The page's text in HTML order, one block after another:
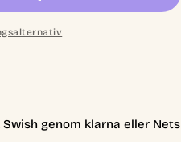
genom klarna eller Nets